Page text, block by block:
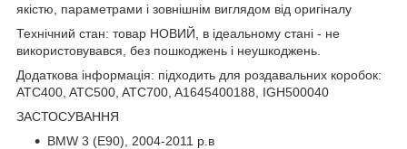
якістю, параметрами і зовнішнім виглядом від оригіналу
Технічний стан: товар НОВИЙ, в ідеальному стані - не
використовувався, без пошкоджень і неушкоджень.
Додаткова інформація: підходить для роздавальних коробок:
ATC400, ATC500, ATC700, A1645400188, IGH500040
ЗАСТОСУВАННЯ
BMW 3 (E90), 2004-2011 р.в